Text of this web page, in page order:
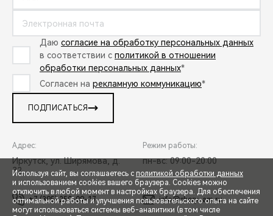
Даю согласие на обработку персональных данных
в соответствии с политикой в отношении
обработки персональных данных*
Согласен на рекламную коммуникацию*
ПОДПИСАТЬСЯ
Адрес:
Иркутск, ул. Ширямова, д.
32
Режим работы:
пн-вс: 09:00-20:00
+7 (395) 250-09-17 info@chery-am.ru
Используя сайт, вы соглашаетесь с политикой обработки данных
и использованием cookies вашего браузера. Cookies можно
отключить в любой момент в настройках браузера. Для обеспечения
оптимальной работы и улучшения пользовательского опыта на сайте
могут использоваться системы веб-аналитики (в том числе